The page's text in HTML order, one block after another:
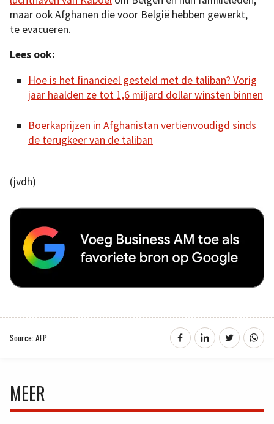
maar ook Afghanen die voor België hebben gewerkt,
te evacueren.
Lees ook:
Hoe is het financieel gesteld met de taliban? Vorig
jaar haalden ze tot 1,6 miljard dollar winsten binnen
Boerkaprijzen in Afghanistan vertienvoudigd sinds
de terugkeer van de taliban
(jvdh)
Source: AFP
MEER